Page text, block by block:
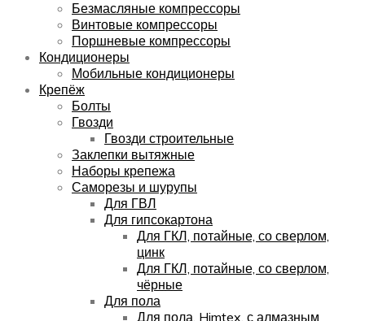
Безмасляные компрессоры
Винтовые компрессоры
Поршневые компрессоры
Кондиционеры
Мобильные кондиционеры
Крепёж
Болты
Гвозди
Гвозди строительные
Заклепки вытяжные
Наборы крепежа
Саморезы и шурупы
Для ГВЛ
Для гипсокартона
Для ГКЛ, потайные, со сверлом,
цинк
Для ГКЛ, потайные, со сверлом,
чёрные
Для пола
Для пола, Himtex, с алмазным